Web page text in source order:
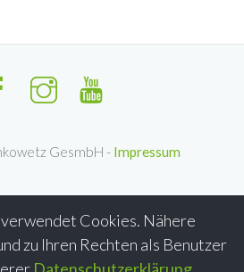
Cookies. Nähere
zu Ihren Rechten als Benutzer
GesmbH - Impressum